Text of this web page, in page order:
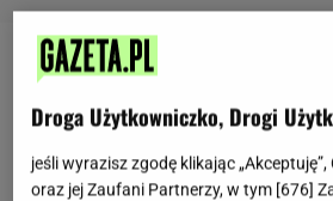
Regularnebieganie
oddechową, a także usprawnia
Jednak nie wszystkim taka
Droga Użytkowniczko, Drogi
jeśli wyrazisz zgodę klikając
oraz jej Zaufani Partnerzy, w tym [676]